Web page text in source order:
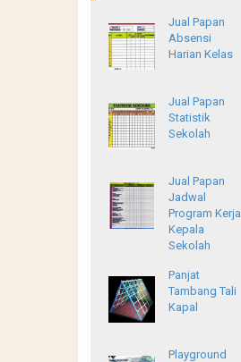
Jual Papan
Absensi
Harian Kelas
Jual Papan
Statistik
Sekolah
Jual Papan
Jadwal
Program Kerja
Kepala
Sekolah
Panjat
Tambang Tali
Kapal
Playground